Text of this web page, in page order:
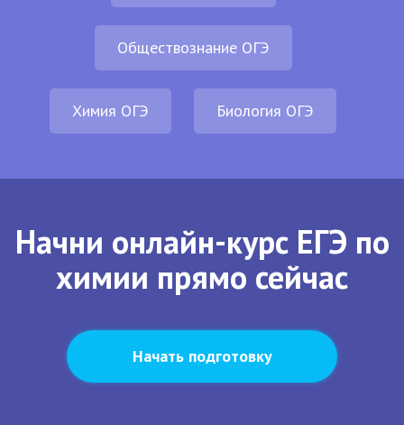
Обществознание ОГЭ
Химия ОГЭ Биология ОГЭ
Начни онлайн-курс ЕГЭ по
химии прямо сейчас
Начать подготовку